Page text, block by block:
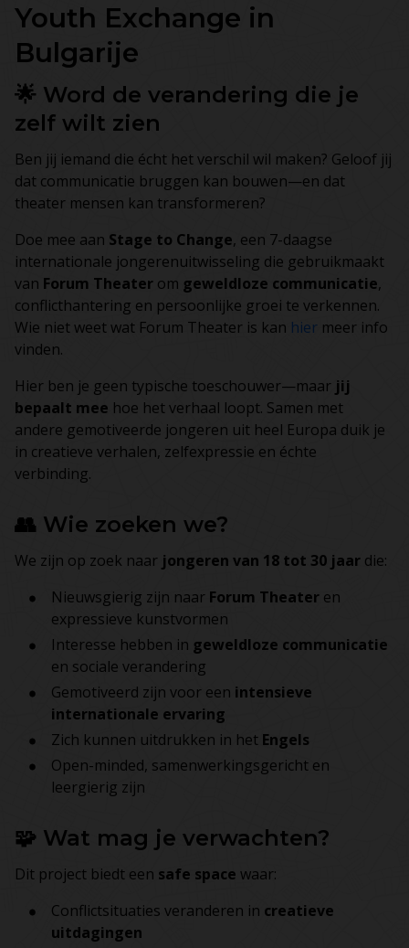
Youth Exchange in
Bulgarije
🌟 Word de verandering die je
zelf wilt zien
Ben jij iemand die écht het verschil wil maken? Geloof jij
dat communicatie bruggen kan bouwen—en dat
theater mensen kan transformeren?
Doe mee aan Stage to Change, een 7-daagse
internationale jongerenuitwisseling die gebruikmaakt
van Forum Theater om geweldloze communicatie,
conflicthantering en persoonlijke groei te verkennen.
Wie niet weet wat Forum Theater is kan hier meer info
vinden.
Hier ben je geen typische toeschouwer—maar jij
bepaalt mee hoe het verhaal loopt. Samen met
andere gemotiveerde jongeren uit heel Europa duik je
in creatieve verhalen, zelfexpressie en échte
verbinding.
👥 Wie zoeken we?
We zijn op zoek naar jongeren van 18 tot 30 jaar die:
Nieuwsgierig zijn naar Forum Theater en
expressieve kunstvormen
Interesse hebben in geweldloze communicatie
en sociale verandering
Gemotiveerd zijn voor een intensieve
internationale ervaring
Zich kunnen uitdrukken in het Engels
Open-minded, samenwerkingsgericht en
leergierig zijn
🧩 Wat mag je verwachten?
Dit project biedt een safe space waar:
Conflictsituaties veranderen in creatieve
uitdagingen